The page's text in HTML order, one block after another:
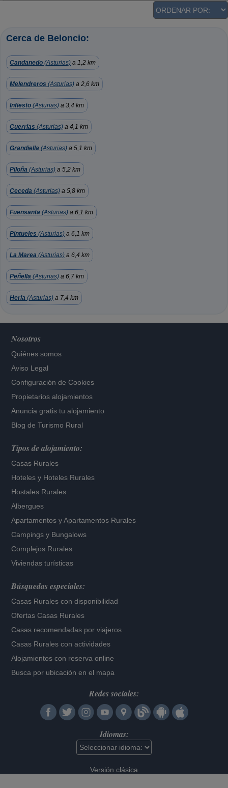
Cerca de Beloncio:
Candanedo (Asturias) a 1,2 km
Melendreros (Asturias) a 2,6 km
Infiesto (Asturias) a 3,4 km
Cuerrias (Asturias) a 4,1 km
Grandiella (Asturias) a 5,1 km
Piloña (Asturias) a 5,2 km
Ceceda (Asturias) a 5,8 km
Fuensanta (Asturias) a 6,1 km
Pintueles (Asturias) a 6,1 km
La Marea (Asturias) a 6,4 km
Peñella (Asturias) a 6,7 km
Heria (Asturias) a 7,4 km
Nosotros
Quiénes somos
Aviso Legal
Configuración de Cookies
Propietarios alojamientos
Anuncia gratis tu alojamiento
Blog de Turismo Rural
Tipos de alojamiento:
Casas Rurales
Hoteles y Hoteles Rurales
Hostales Rurales
Albergues
Apartamentos yApartamentos Rurales
Campings y Bungalows
Complejos Rurales
Viviendas turísticas
Búsquedas especiales:
Casas Rurales con disponibilidad
Ofertas Casas Rurales
Casas recomendadas por viajeros
Casas Rurales con actividades
Alojamientos con reserva online
Busca por ubicación en el mapa
Redes sociales:
Idiomas:
Versión clásica